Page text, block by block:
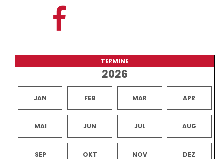
TERMINE
2026
JAN FEB MAR APR
MAI JUN JUL AUG
SEP OKT NOV DEZ